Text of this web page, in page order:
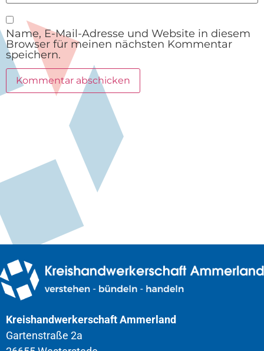
Name, E-Mail-Adresse und Website in diesem
Browser für meinen nächsten Kommentar
speichern.
Kreishandwerkerschaft Ammerland
Gartenstraße 2a